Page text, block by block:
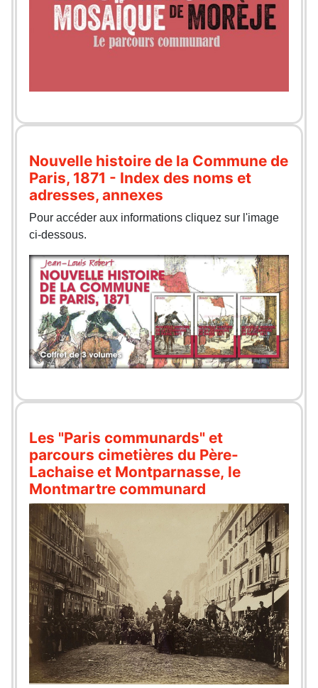
Nouvelle histoire de la Commune de
Paris, 1871 - Index des noms et
adresses, annexes
Pour accéder aux informations cliquez sur l'image
ci-dessous.
Les "Paris communards" et
parcours cimetières du Père-
Lachaise et Montparnasse, le
Montmartre communard